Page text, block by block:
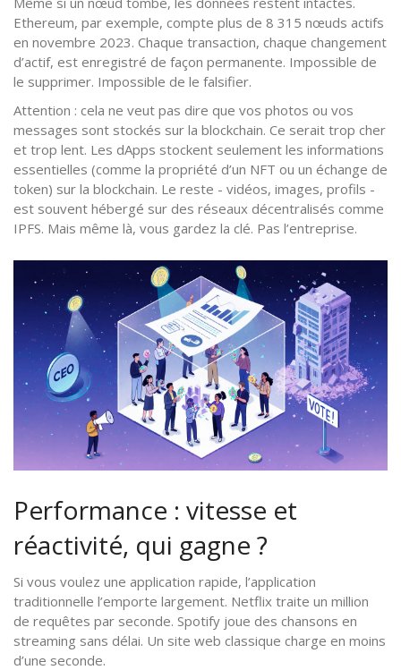
Ethereum, par exemple, compte plus de 8 315 nœuds actifs
en novembre 2023. Chaque transaction, chaque changement
d’actif, est enregistré de façon permanente. Impossible de
le supprimer. Impossible de le falsifier.
Attention : cela ne veut pas dire que vos photos ou vos
messages sont stockés sur la blockchain. Ce serait trop cher
et trop lent. Les dApps stockent seulement les informations
essentielles (comme la propriété d’un NFT ou un échange de
token) sur la blockchain. Le reste - vidéos, images, profils -
est souvent hébergé sur des réseaux décentralisés comme
IPFS. Mais même là, vous gardez la clé. Pas l’entreprise.
Performance : vitesse et
réactivité, qui gagne ?
Si vous voulez une application rapide, l’application
traditionnelle l’emporte largement. Netflix traite un million
de requêtes par seconde. Spotify joue des chansons en
streaming sans délai. Un site web classique charge en moins
d’une seconde.